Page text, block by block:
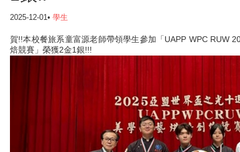
2025-12-01• 學生
賀!!本校餐旅系童富源老師帶領學生參加「UAPP WPC RUW
焙競賽」榮獲2金1銀!!!